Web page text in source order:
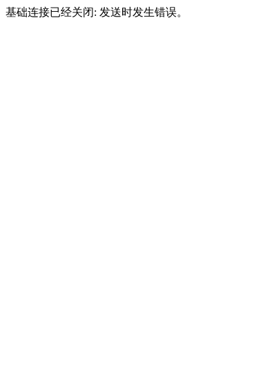
基础连接已经关闭: 发送时发生错误。